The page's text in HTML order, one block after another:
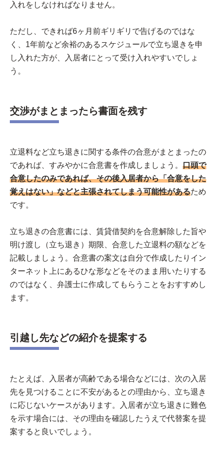
入れをしなければなりません。
ただし、できれば6ヶ月前ギリギリで告げるのではな
く、1年前など余裕のあるスケジュールで立ち退きを申
し入れた方が、入居者にとって受け入れやすいでしょ
う。
交渉がまとまったら書面を残す
立退料など立ち退きに関する条件の合意がまとまったの
であれば、すみやかに合意書を作成しましょう。 口頭で
合意したのみであれば、その後入居者から「合意をした
覚えはない」などと主張されてしまう可能性があるため
です。
立ち退きの合意書には、賃貸借契約を合意解除した旨や
明け渡し（立ち退き）期限、合意した立退料の額などを
記載しましょう。合意書の案文は自分で作成したりイン
ターネット上にあるひな形などをそのまま用いたりする
のではなく、弁護士に作成してもらうことをおすすめし
ます。
引越し先などの紹介を提案する
たとえば、入居者が高齢である場合などには、次の入居
先を見つけることに不安があるとの理由から、立ち退き
に応じないケースがあります。入居者が立ち退きに難色
を示す場合には、その理由を確認したうえで代替案を提
案すると良いでしょう。